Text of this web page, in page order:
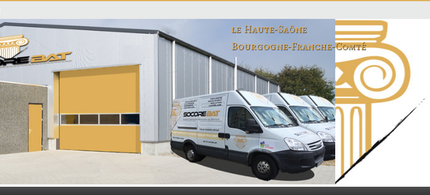
le Haute-Saône
Bourgogne-Franche-Comté